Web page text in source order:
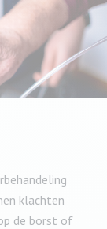
klachten
de borst of